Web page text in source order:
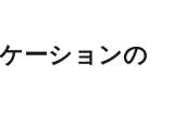
ーションの